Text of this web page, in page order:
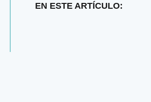
EN ESTE ARTÍCULO: